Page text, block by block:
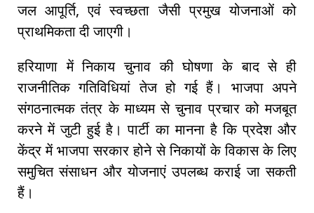
जल आपूर्ति, एवं स्वच्छता जैसी प्रमुख योजनाओं को
प्राथमिकता दी जाएगी।
हरियाणा में निकाय चुनाव की घोषणा के बाद से ही
राजनीतिक गतिविधियां तेज हो गई हैं। भाजपा अपने
संगठनात्मक तंत्र के माध्यम से चुनाव प्रचार को मजबूत
करने में जुटी हुई है। पार्टी का मानना है कि प्रदेश और
केंद्र में भाजपा सरकार होने से निकायों के विकास के लिए
समुचित संसाधन और योजनाएं उपलब्ध कराई जा सकती
हैं।